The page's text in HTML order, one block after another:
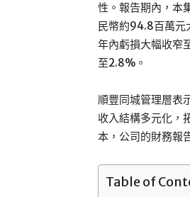
性。報告期內，本
民幣約94.8百萬元
年內虧損大幅收窄
至2.8%。
順豐同城管理層表
收入結構多元化，
本，公司的財務報
Table of